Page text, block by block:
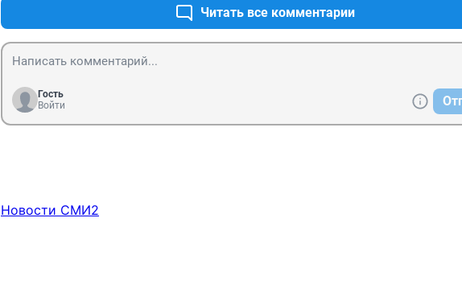
Читать все комментарии
Гость
Войти
Новости СМИ2